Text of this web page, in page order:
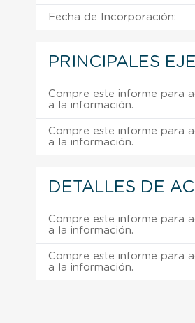
Fecha de Incorporación:
PRINCIPALES
Compre este informe para
a la información.
Compre este informe para
a la información.
DETALLES DE
Compre este informe para
a la información.
Compre este informe para
a la información.